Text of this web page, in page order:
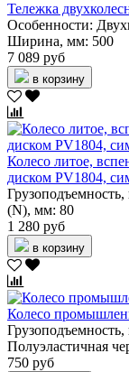
Тележка
Особенности:
Ширина, мм: 500
7 089 руб
в корзину
Колесо литое,
диском PV1804,
Грузоподъемность,
(N), мм: 80
1 280 руб
в корзину
Колесо
Грузоподъемность,
Полуэластичная
750 руб